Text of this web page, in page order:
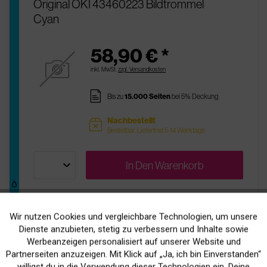
Original OKI 43460223 Bildtrommel
Cyan
58,90 € *
inkl. MwSt. zzgl. Versandkosten
pages Bis zu15.000 Seitenbei 5% Deckung
sold Nachbestellt
Bestellbar, Lieferfrist 5-14 Werktage
In DenWarenkorb
Original OKI 43377103 Fixiereinheit
113,90 € *
Funktionale Aktiv
Marketing Inaktiv
Wir nutzen Cookies und vergleichbare Technologien, um unsere
Dienste anzubieten, stetig zu verbessern und Inhalte sowie
Werbeanzeigen personalisiert auf unserer Website und
Partnerseiten anzuzeigen. Mit Klick auf „Ja, ich bin Einverstanden“